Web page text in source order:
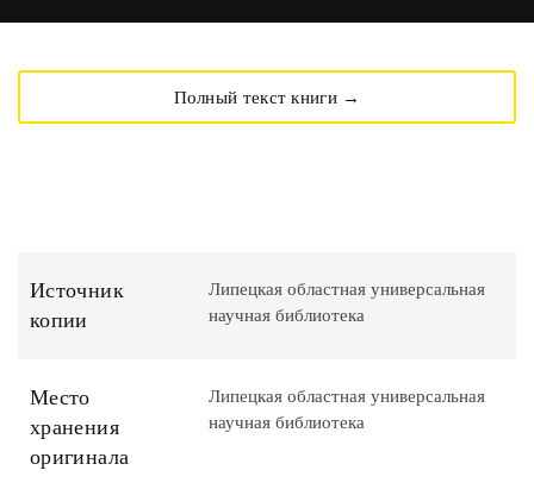
Полный текст книги →
Источник
копии
Липецкая областная универсальная
научная библиотека
Место
хранения
оригинала
Липецкая областная универсальная
научная библиотека